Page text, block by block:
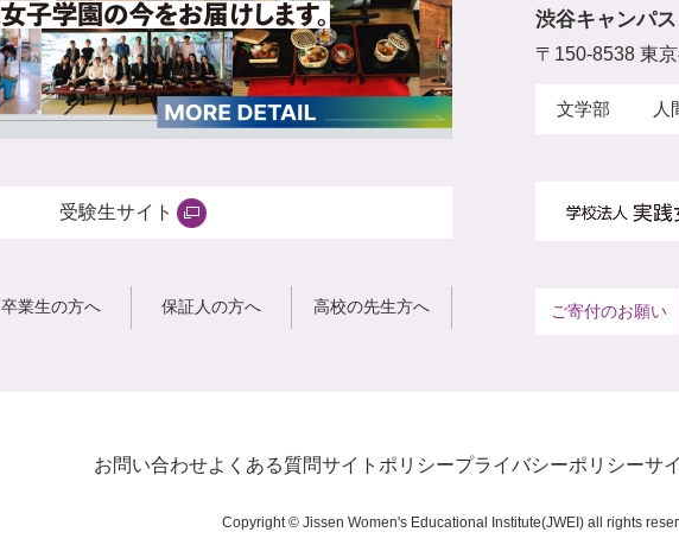
受験生サイト
卒業生の方へ 保証人の方へ 高校の先生方へ
渋谷キャンパス
〒150-8538 東
文学部 人
ご寄付のお願い
お問い合わせよくある質問サイトポリシープライバシーポリシーサ
Copyright © Jissen Women's Educational Institute(JWEI) all rights